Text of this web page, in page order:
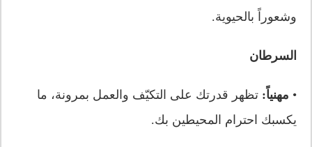
وشعوراً بالحيوية.
السرطان
• مهنياً: تظهر قدرتك على التكيّف والعمل بمرونة، ما
يكسبك احترام المحيطين بك.